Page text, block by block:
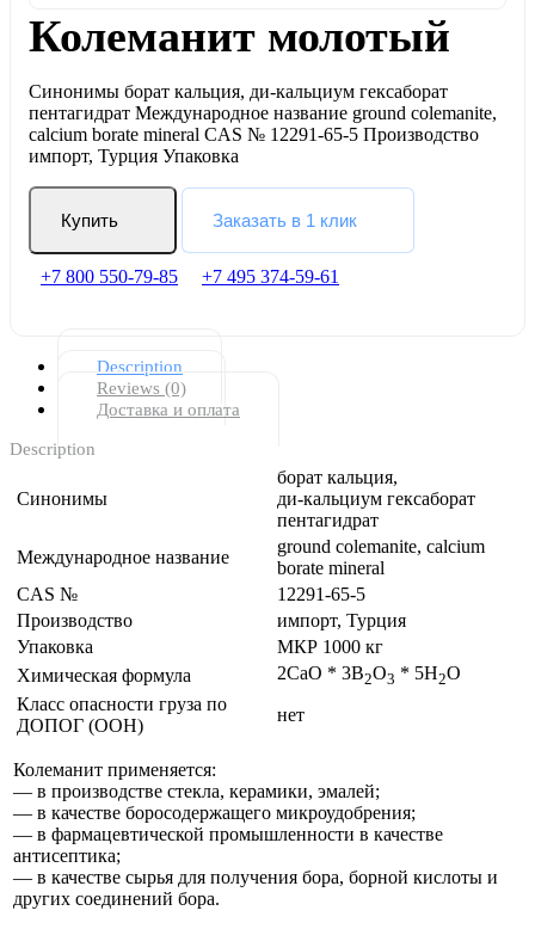
Колеманит молотый
Синонимы борат кальция, ди-кальциум гексаборат
пентагидрат Международное название ground colemanite,
calcium borate mineral CAS № 12291-65-5 Производство
импорт, Турция Упаковка
Купить Заказать в 1 клик
+7 800 550-79-85 +7 495 374-59-61
Description
Reviews (0)
Доставка и оплата
Description
Синонимы
борат кальция,
ди-кальциум гексаборат
пентагидрат
Международное название
ground colemanite, calcium
borate mineral
CAS №
12291-65-5
Производство
импорт, Турция
Упаковка
МКР 1000 кг
Химическая формула
2CaO * 3B2O3 * 5H2O
Класс опасности груза по
ДОПОГ (ООН)
нет
Колеманит применяется:
— в производстве стекла, керамики, эмалей;
— в качестве боросодержащего микроудобрения;
— в фармацевтической промышленности в качестве
антисептика;
— в качестве сырья для получения бора, борной кислоты и
других соединений бора.